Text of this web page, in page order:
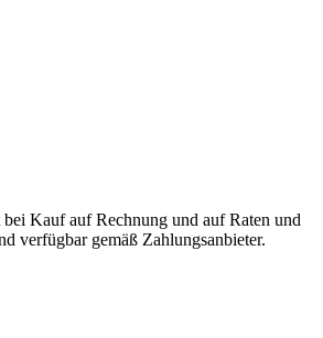
Kauf auf Rechnung und auf Raten und
verfügbar gemäß Zahlungsanbieter.